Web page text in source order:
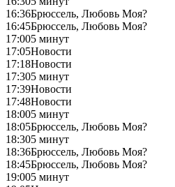
16:36Брюссель, Любовь Моя?
16:45Брюссель, Любовь Моя?
17:005 минут
17:05Новости
17:18Новости
17:305 минут
17:39Новости
17:48Новости
18:005 минут
18:05Брюссель, Любовь Моя?
18:305 минут
18:36Брюссель, Любовь Моя?
18:45Брюссель, Любовь Моя?
19:005 минут